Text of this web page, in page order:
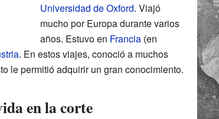
Universidad de Oxford. Viajó
mucho por Europa durante varios
años. Estuvo en Francia(en
. En estos viajes, conoció a muchos
le permitió adquirir un gran conocimiento.
en la corte